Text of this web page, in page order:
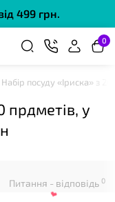
499 грн.
0
Набір посуду «Іриска» з
прдметів, у
Питання - відповідь 0